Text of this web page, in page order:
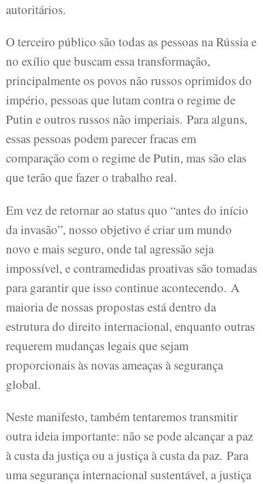
autoritários.
O terceiro público são todas as pessoas na Rússia e
no exílio que buscam essa transformação,
principalmente os povos não russos oprimidos do
império, pessoas que lutam contra o regime de
Putin e outros russos não imperiais. Para alguns,
essas pessoas podem parecer fracas em
comparação com o regime de Putin, mas são elas
que terão que fazer o trabalho real.
Em vez de retornar ao status quo “antes do início
da invasão”, nosso objetivo é criar um mundo
novo e mais seguro, onde tal agressão seja
impossível, e contramedidas proativas são tomadas
para garantir que isso continue acontecendo. A
maioria de nossas propostas está dentro da
estrutura do direito internacional, enquanto outras
requerem mudanças legais que sejam
proporcionais às novas ameaças à segurança
global.
Neste manifesto, também tentaremos transmitir
outra ideia importante: não se pode alcançar a paz
à custa da justiça ou a justiça à custa da paz. Para
uma segurança internacional sustentável, a justiça